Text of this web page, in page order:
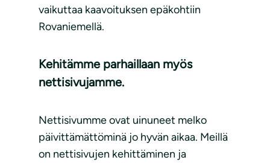
vaikuttaa kaavoituksen epäkohtiin
Rovaniemellä.
Kehitämme parhaillaan myös
nettisivujamme.
Nettisivumme ovat uinuneet melko
päivittämättöminä jo hyvän aikaa. Meillä
on nettisivujen kehittäminen ja